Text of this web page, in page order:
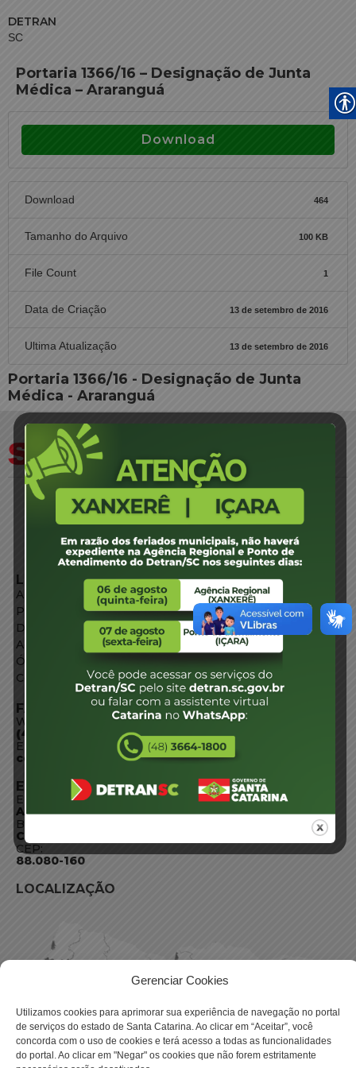
Gerenciar Cookies
Utilizamos cookies para aprimorar sua experiência de navegação no portal
de serviços do estado de Santa Catarina. Ao clicar em “Aceitar”, você
concorda com o uso de cookies e terá acesso a todas as funcionalidades
do portal. Ao clicar em "Negar" os cookies que não forem estritamente
DETRAN
SC
Portaria 1366/16 – Designação de Junta
Médica – Araranguá
Download
Download 464
Tamanho do Arquivo 100 KB
File Count 1
Data de Criação 13 de setembro de 2016
Ultima Atualização 13 de setembro de 2016
Portaria 1366/16 - Designação de Junta
Médica - Araranguá
LINKS EXTERNOS
Agência de Notícias
Portal de Serviços
Diário Oficial
Acesso à Informação
Órgãos do Governo
Conheça SC
FALE CONOSCO
WhatsApp:
(48) 3664-1800
E-mail:
centraldeinformacoes@detran.sc.gov.br
ENDEREÇO
Endereço:
Av. Almirante Tamandaré - 480
Bairro:
Coqueiros, Florianópolis SC
CEP:
88.080-160
LOCALIZAÇÃO